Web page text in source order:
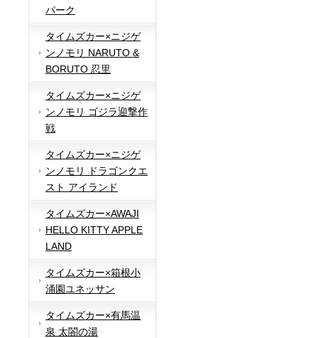
パーク
タイムズカー×ニジゲ
ンノモリ NARUTO &
BORUTO 忍里
タイムズカー×ニジゲ
ンノモリ ゴジラ迎撃作
戦
タイムズカー×ニジゲ
ンノモリ ドラゴンクエ
スト アイランド
タイムズカー×AWAJI
HELLO KITTY APPLE
LAND
タイムズカー×箱根小
涌園ユネッサン
タイムズカー×有馬温
泉 太閤の湯